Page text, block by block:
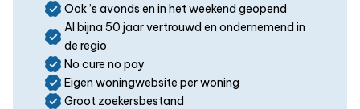
Ook ’s avonds en in het weekend geopend
Al bijna 50 jaar vertrouwd en ondernemend in
de regio
No cure no pay
Eigen woningwebsite per woning
Groot zoekersbestand